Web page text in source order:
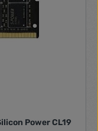
Power CL19